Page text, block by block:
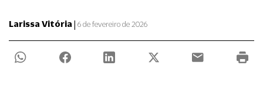
Larissa Vitória | 6 de fevereiro de 2026